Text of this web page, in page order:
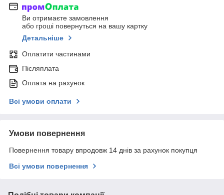
Ви отримаєте замовлення
або гроші повернуться на вашу картку
Детальніше
Оплатити частинами
Післяплата
Оплата на рахунок
Всі умови оплати
Умови повернення
Повернення товару впродовж 14 днів за рахунок покупця
Всі умови повернення